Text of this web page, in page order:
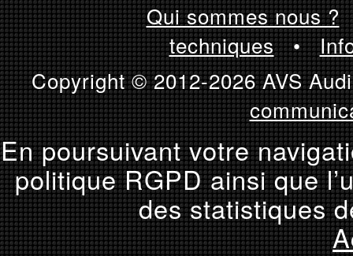
Qui sommes nous ?
techniques•
Copyright © 2012-2026 AVS
En poursuivant votre
politique RGPD ainsi que
des statistiques